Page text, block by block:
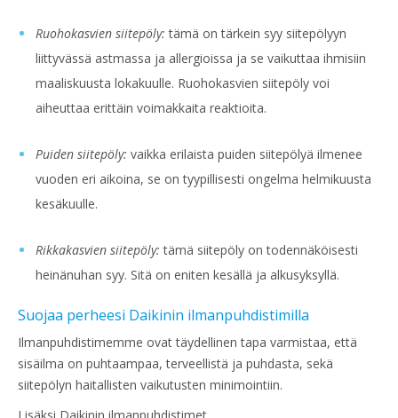
Ruohokasvien siitepöly: tämä on tärkein syy siitepölyyn
liittyvässä astmassa ja allergioissa ja se vaikuttaa ihmisiin
maaliskuusta lokakuulle. Ruohokasvien siitepöly voi
aiheuttaa erittäin voimakkaita reaktioita.
Puiden siitepöly: vaikka erilaista puiden siitepölyä ilmenee
vuoden eri aikoina, se on tyypillisesti ongelma helmikuusta
kesäkuulle.
Rikkakasvien siitepöly: tämä siitepöly on todennäköisesti
heinänuhan syy. Sitä on eniten kesällä ja alkusyksyllä.
Suojaa perheesi Daikinin ilmanpuhdistimilla
Ilmanpuhdistimemme ovat täydellinen tapa varmistaa, että
sisäilma on puhtaampaa, terveellistä ja puhdasta, sekä
siitepölyn haitallisten vaikutusten minimointiin.